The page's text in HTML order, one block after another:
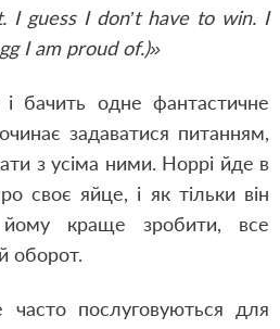
I guess I don’t have to win. I
I am proud of.)»
бачить одне фантастичне
задаватися питанням,
з усіма ними. Hoppi йде в
своє яйце, і як тільки він
краще зробити, все
оборот.
послуговуються для